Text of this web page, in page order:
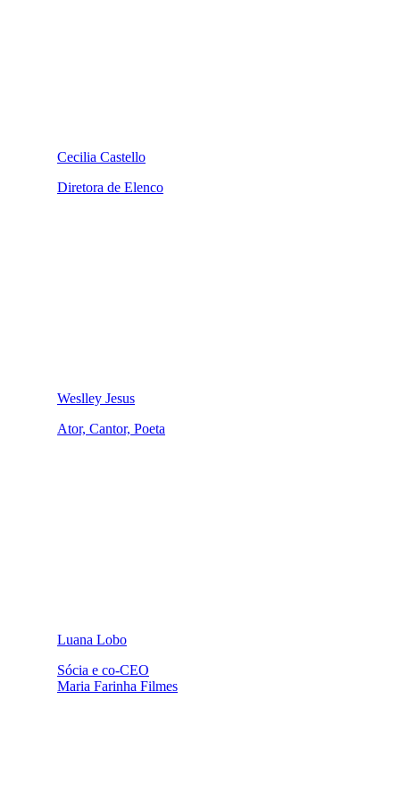
Cecilia Castello
Diretora de Elenco
Weslley Jesus
Ator, Cantor, Poeta
Luana Lobo
Sócia e co-CEO
Maria Farinha Filmes